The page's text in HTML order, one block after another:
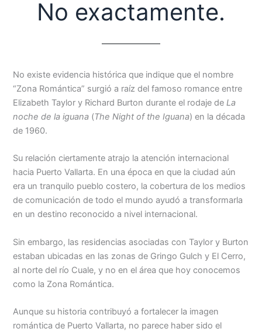
No exactamente.
No existe evidencia histórica que indique que el nombre
“Zona Romántica” surgió a raíz del famoso romance entre
Elizabeth Taylor y Richard Burton durante el rodaje deLa
noche de la iguana (The Night of the Iguana) en la década
de 1960.
Su relación ciertamente atrajo la atención internacional
hacia Puerto Vallarta. En una época en que la ciudad aún
era un tranquilo pueblo costero, la cobertura de los medios
de comunicación de todo el mundo ayudó a transformarla
en un destino reconocido a nivel internacional.
Sin embargo, las residencias asociadas con Taylor y Burton
estaban ubicadas en las zonas de Gringo Gulch y El Cerro,
al norte del río Cuale, y no en el área que hoy conocemos
como la Zona Romántica.
Aunque su historia contribuyó a fortalecer la imagen
romántica de Puerto Vallarta, no parece haber sido el